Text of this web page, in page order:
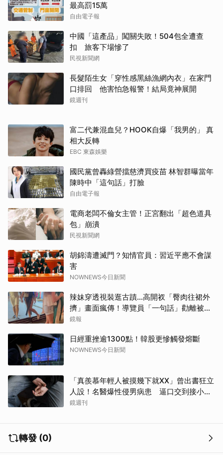
最高罰15萬
自由電子報
中國「這產品」闖關失敗！504包全遭查
扣 旅客下場慘了
民視新聞網
長髮陌生女「穿性感黑絲漁網內衣」在家門
口排回 他害怕急報警！結局竟神展開
鏡週刊
富二代兼混血兒？HOOK自爆「我男的」 真
相大反轉
EBC 東森娛樂
國民黨曾轟綠營擋慈濟買疫苗 林智群曝當年
陳時中「這句話」打臉
自由電子報
電商老闆不倫女主管！正宮翻出「超色道具
包」崩潰
民視新聞網
胡錦濤遭滅門？知情官員：習近平應不會謀
害
NOWNEWS今日新聞
辣妹穿透視裝逛古蹟…高開衩「臀肉往裙外
擠」畫面瘋傳！導覽員「一句話」勸離被狂
讚
鏡報
日經重挫逾1300點！韓股更慘觸發熔斷
NOWNEWS今日新聞
「真羨慕年輕人被摸幾下就XX」曾出書狂立
人設！名醫爆性侵男病患 逼口交到接小孩
鬧鐘響才停
鏡週刊
轉發 (0)
取消